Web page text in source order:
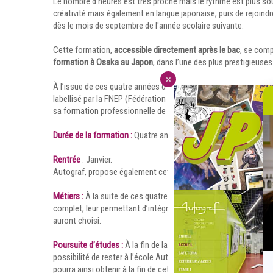
créativité mais également en langue japonaise, puis de
dès le mois de septembre de l'année scolaire suivante.
Cette formation, accessible directement après le bac, se
formation à Osaka au Japon, dans l’une des plus
À l’issue de ces quatre années d’études, l’étudiant obtiendra
labellisé par la FNEP (Fédération Nationale de
sa formation professionnelle de deux ans et demi au Japon.
Durée de la formation :Quatre ans. Un an et demi à Paris et
Rentrée : Janvier.
Autograf, propose également cette formation sur un rythme
Métiers :À la suite de ces quatre années d’études en France
complet, leur permettant d’intégrer le monde professionnel au
auront choisi.
Poursuite d’études :À la fin de la période de formation en
possibilité de rester à l’école Autograf, une année
pourra ainsi obtenir à la fin de cette troisième année, un
JOURNÉES PORTES
Journées Portes Ouvertes